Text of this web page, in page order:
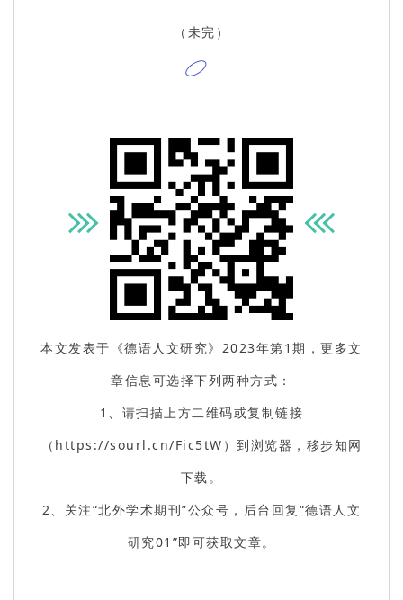
（未完）
本文发表于《德语人文研究》2023年第1期，更多文
章信息可选择下列两种方式：
1、请扫描上方二维码或复制链接
（https://sourl.cn/Fic5tW）到浏览器，移步知网
下载。
2、关注“北外学术期刊”公众号，后台回复“德语人文
研究01”即可获取文章。